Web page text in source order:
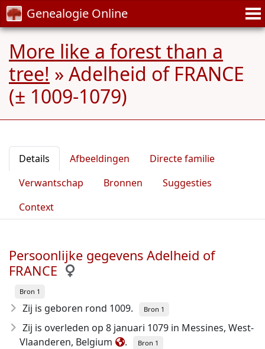
Genealogie Online
More like a forest than a
tree! » Adelheid of FRANCE
(± 1009-1079)
Details Afbeeldingen
Directe familie
Verwantschap
Bronnen
Suggesties
Context
Persoonlijke gegevens Adelheid of
FRANCE
Bron 1
Zij is geboren rond 1009. Bron 1
Zij is overleden op 8 januari 1079 in Messines, West-
Vlaanderen, Belgium
. Bron 1